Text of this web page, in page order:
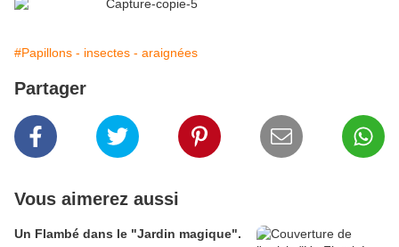
#Papillons - insectes - araignées
Partager
Vous aimerez aussi
Un Flambé dans le "Jardin magique".